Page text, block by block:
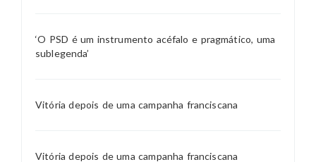
‘O PSD é um instrumento acéfalo e pragmático, uma
sublegenda’
Vitória depois de uma campanha franciscana
Vitória depois de uma campanha franciscana